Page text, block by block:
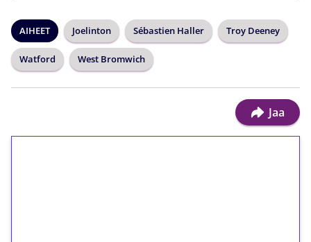
AIHEET Joelinton Sébastien Haller Troy Deeney
Watford West Bromwich
Jaa